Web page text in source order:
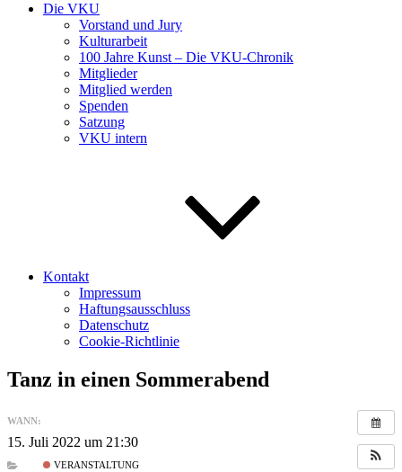
Die VKU
Vorstand und Jury
Kulturarbeit
100 Jahre Kunst – Die VKU-Chronik
Mitglieder
Mitglied werden
Spenden
Satzung
VKU intern
Kontakt
Impressum
Haftungsausschluss
Datenschutz
Cookie-Richtlinie
Tanz in einen Sommerabend
WANN:
15. Juli 2022 um 21:30
VERANSTALTUNG